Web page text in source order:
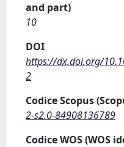
and part)
10
DOI
https://dx.doi.org/
2
Codice Scopus
2-s2.0-84908136789
Codice WOS (WOS